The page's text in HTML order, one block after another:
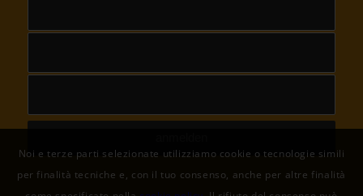
Noi e terze parti selezionate utilizziamo cookie o tecnologie simili
per finalità tecniche e, con il tuo consenso, anche per altre finalità